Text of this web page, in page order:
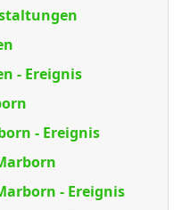
- Ereignis
- Ereignis
- Ereignis